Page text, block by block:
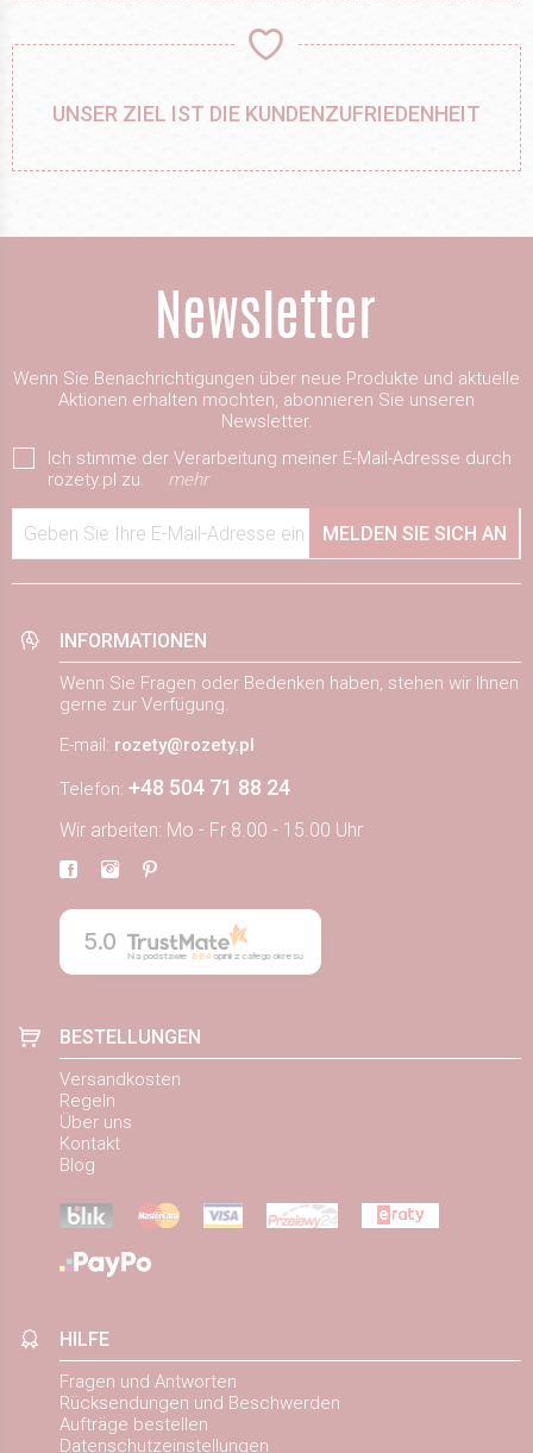
UNSER ZIEL IST DIE KUNDENZUFRIEDENHEIT
Wenn Sie Benachrichtigungen über neue Produkte und aktuelle
Aktionen erhalten möchten, abonnieren Sie unseren
Newsletter.
Ich stimme der Verarbeitung meiner E-Mail-Adresse durch
rozety.pl zu.
mehr
Geben Sie Ihre E-Mail-Adresse ein MELDEN SIE SICH AN
INFORMATIONEN
Wenn Sie Fragen oder Bedenken haben, stehen wir Ihnen
gerne zur Verfügung.
E-mail: rozety@rozety.pl
Telefon: +48 504 71 88 24
Wir arbeiten: Mo - Fr 8.00 - 15.00 Uhr
5.0
Na podstawie 884opinii z całego okresu
BESTELLUNGEN
Versandkosten
Regeln
Über uns
Kontakt
Blog
HILFE
Fragen und Antworten
Rücksendungen und Beschwerden
Aufträge bestellen
Datenschutzeinstellungen